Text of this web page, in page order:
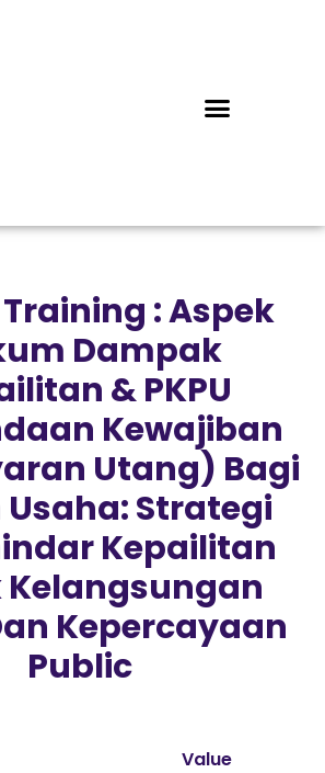
: Aspek
Dampak
& PKPU
Kewajiban
Utang) Bagi
Strategi
Kepailitan
Kelangsungan
Kepercayaan
Public
Value